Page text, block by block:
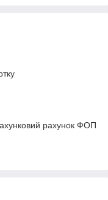
рахунок ФОП